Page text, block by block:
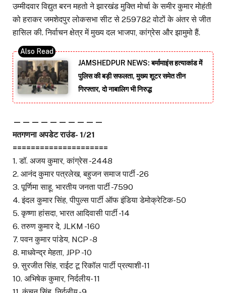
उम्मीदवार विद्युत बरन महतो ने झारखंड मुक्ति मोर्चा के समीर कुमार मोहंती
को हराकर जमशेदपुर लोकसभा सीट से 259782 वोटों के अंतर से जीत
हासिल की. निर्वाचन क्षेत्र में मुख्य दल भाजपा, कांग्रेस और झामुमो हैं.
JAMSHEDPUR NEWS: बर्मामाइंस हत्याकांड में
पुलिस की बड़ी सफलता, मुख्य शूटर समेत तीन
गिरफ्तार, दो नाबालिग भी निरुद्ध
——————————
मतगणना अपडेट राउंड- 1/21
=====================
1. डॉ. अजय कुमार, कांग्रेस -2448
2. आनंद कुमार पत्रलेख, बहुजन समाज पार्टी -26
3. पूर्णिमा साहू, भारतीय जनता पार्टी -7590
4. इंदल कुमार सिंह, पीपुल्स पार्टी ऑफ इंडिया डेमोक्रेटिक-50
5. कृष्णा हांसदा, भारत आदिवासी पार्टी -14
6. तरुण कुमार दे, JLKM -160
7. पवन कुमार पांडेय, NCP -8
8. माधवेन्द्र मेहता, JPP -10
9. सुरजीत सिंह, राईट टू रिकॉल पार्टी प्रत्याशी-11
10. अभिषेक कुमार, निर्दलीय- 11